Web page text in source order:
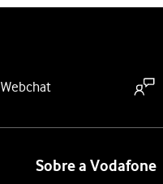
Webchat
Sobre a Vodafone